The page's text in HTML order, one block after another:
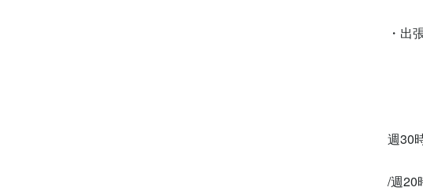
・
週30
/週20